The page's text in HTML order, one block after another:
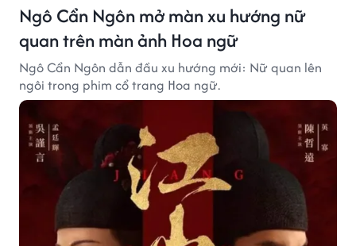
Ngô Cẩn Ngôn mở màn xu hướng nữ
quan trên màn ảnh Hoa ngữ
Ngô Cẩn Ngôn dẫn đầu xu hướng mới: Nữ quan lên
ngôi trong phim cổ trang Hoa ngữ.